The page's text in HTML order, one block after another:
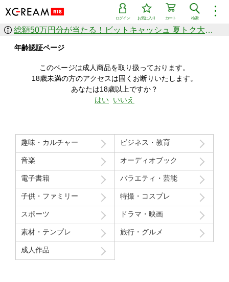
︙
検索
カート
お気に入り
ログイン
作品を探す
ジャンル
シリーズ
人気のセール中商品
新着セール中商品
すべての作品から探す
価格の安い順
価格の高い順
月間ランキング
年間ランキング
総額50万円分が当たる！ビットキャッシュ 夏トク大感謝祭
年齢認証ページ
このページは成人商品を取り扱っております。
18歳未満の方のアクセスは固くお断りいたします。
あなたは18歳以上ですか？
はい いいえ
趣味・カルチャー ビジネス・教育
音楽 オーディオブック
電子書籍 バラエティ・芸能
子供・ファミリー 特撮・コスプレ
スポーツ ドラマ・映画
素材・テンプレ 旅行・グルメ
成人作品